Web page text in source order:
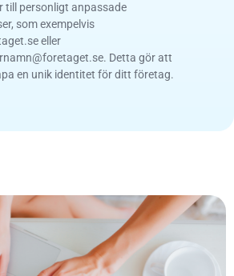
till personligt anpassade
som exempelvis
eller
. Detta gör att
en unik identitet för ditt företag.